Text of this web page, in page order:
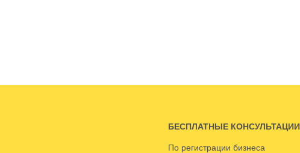
БЕСПЛАТНЫЕ КОНСУЛЬТАЦИИ
По регистрации бизнеса